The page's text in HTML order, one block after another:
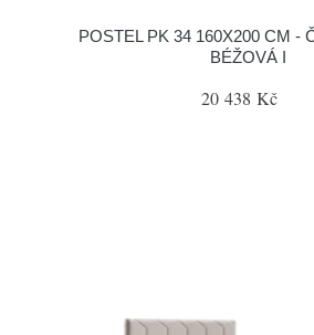
POSTEL PK 34 160X200 CM -
BÉŽOVÁ I
20 438 Kč